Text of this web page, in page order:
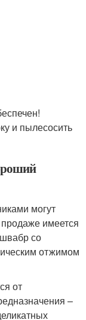
и пылесосить
могут
имеется
со
отжимом
от
–